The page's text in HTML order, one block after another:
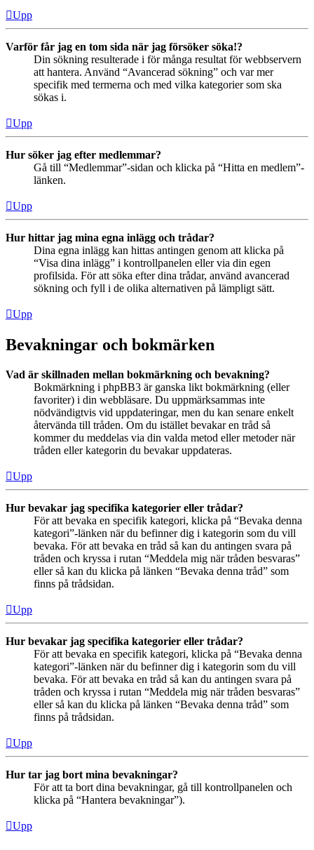
Upp
Varför får jag en tom sida när jag försöker söka!?
Din sökning resulterade i för många resultat för webbservern
att hantera. Använd “Avancerad sökning” och var mer
specifik med termerna och med vilka kategorier som ska
sökas i.
Upp
Hur söker jag efter medlemmar?
Gå till “Medlemmar”-sidan och klicka på “Hitta en medlem”-
länken.
Upp
Hur hittar jag mina egna inlägg och trådar?
Dina egna inlägg kan hittas antingen genom att klicka på
“Visa dina inlägg” i kontrollpanelen eller via din egen
profilsida. För att söka efter dina trådar, använd avancerad
sökning och fyll i de olika alternativen på lämpligt sätt.
Upp
Bevakningar och bokmärken
Vad är skillnaden mellan bokmärkning och bevakning?
Bokmärkning i phpBB3 är ganska likt bokmärkning (eller
favoriter) i din webbläsare. Du uppmärksammas inte
nödvändigtvis vid uppdateringar, men du kan senare enkelt
återvända till tråden. Om du istället bevakar en tråd så
kommer du meddelas via din valda metod eller metoder när
tråden eller kategorin du bevakar uppdateras.
Upp
Hur bevakar jag specifika kategorier eller trådar?
För att bevaka en specifik kategori, klicka på “Bevaka denna
kategori”-länken när du befinner dig i kategorin som du vill
bevaka. För att bevaka en tråd så kan du antingen svara på
tråden och kryssa i rutan “Meddela mig när tråden besvaras”
eller så kan du klicka på länken “Bevaka denna tråd” som
finns på trådsidan.
Upp
Hur bevakar jag specifika kategorier eller trådar?
För att bevaka en specifik kategori, klicka på “Bevaka denna
kategori”-länken när du befinner dig i kategorin som du vill
bevaka. För att bevaka en tråd så kan du antingen svara på
tråden och kryssa i rutan “Meddela mig när tråden besvaras”
eller så kan du klicka på länken “Bevaka denna tråd” som
finns på trådsidan.
Upp
Hur tar jag bort mina bevakningar?
För att ta bort dina bevakningar, gå till kontrollpanelen och
klicka på “Hantera bevakningar”).
Upp